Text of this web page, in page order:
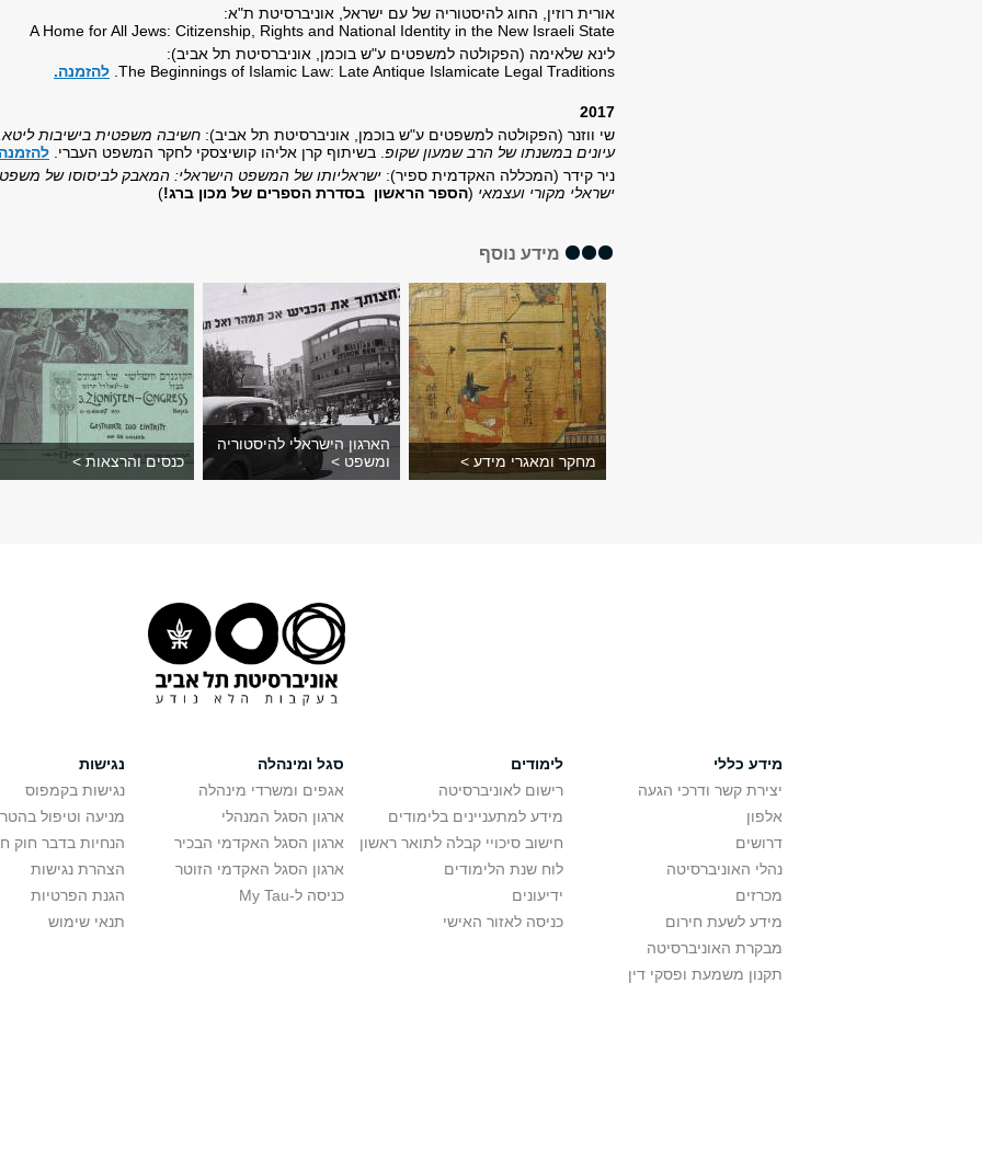
אורית רוזין, החוג להיסטוריה של עם ישראל, אוניברסיטת ת"א:
A Home for All Jews: Citizenship, Rights and National Identity in the New Israeli State
לינא שלאימה (הפקולטה למשפטים ע"ש בוכמן, אוניברסיטת תל אביב):
The Beginnings of Islamic Law: Late Antique Islamicate Legal Traditions. להזמנה.
2017
שי ווזנר (הפקולטה למשפטים ע"ש בוכמן, אוניברסיטת תל אביב): חשיבה משפטית בישיבות ליטא,
עיונים במשנתו של הרב שמעון שקופ . בשיתוף קרן אליהו קושיצסקי לחקר המשפט העברי.
ניר קידר (המכללה האקדמית ספיר): ישראליותו של המשפט הישראלי: המאבק לביסוסו של משפט
ישראלי מקורי ועצמאי (הספר הראשון בסדרת הספרים של מכון ברג!)
מידע נוסף
מחקר ומאגרי מידע >
הארגון הישראלי להיסטוריה
ומשפט >
כנסים והרצאות >
מידע כללי
יצירת קשר ודרכי הגעה
אלפון
דרושים
נהלי האוניברסיטה
מכרזים
מידע לשעת חירום
מבקרת האוניברסיטה
תקנון משמעת ופסקי דין
לימודים
רישום לאוניברסיטה
מידע למתעניינים בלימודים
חישוב סיכויי קבלה לתואר ראשון
לוח שנת הלימודים
ידיעונים
כניסה לאזור האישי
סגל ומינהלה
אגפים ומשרדי מינהלה
ארגון הסגל המנהלי
ארגון הסגל האקדמי הבכיר
ארגון הסגל האקדמי הזוטר
כניסה ל-My Tau
נגישות
נגישות בקמפוס
מניעה וטיפול
הנחיות בדבר חוק
הצהרת נגישות
הגנת הפרטיות
תנאי שימוש